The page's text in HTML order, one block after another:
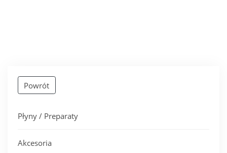
Powrót
Płyny / Preparaty
Akcesoria